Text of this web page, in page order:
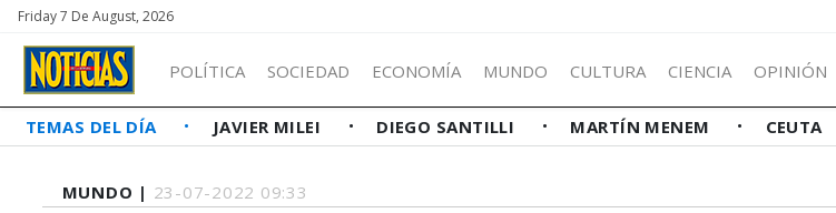
Friday 7 De August, 2026
POLÍTICA SOCIEDAD ECONOMÍA MUNDO CULTURA CIENCIA OPINIÓN
TEMAS DEL DÍA JAVIER MILEI DIEGO SANTILLI MARTÍN MENEM CEUTA
MUNDO | 23-07-2022 09:33